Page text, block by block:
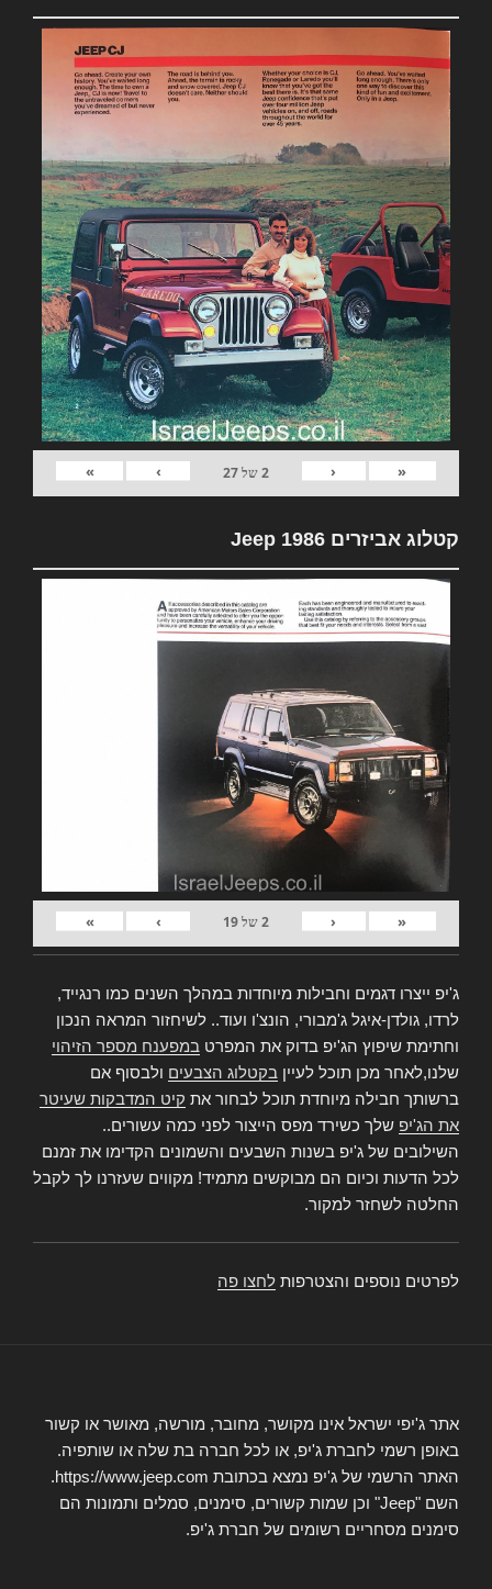
«
‹
2של27
›
»
קטלוג אביזרים Jeep 1986
«
‹
2של19
›
»
ג'יפ ייצרו דגמים וחבילות מיוחדות במהלך השנים כמו רנגייד,
לרדו, גולדן-איגל ג'מבורי, הונצ'ו ועוד.. לשיחזור המראה הנכון
וחתימת שיפוץ הג'יפ בדוק את המפרט במפענח מספר הזיהוי
שלנו,לאחר מכן תוכל לעיין בקטלוג הצבעים ולבסוף אם
ברשותך חבילה מיוחדת תוכל לבחור את קיט המדבקות שעיטר
את הג'יפ שלך כשירד מפס הייצור לפני כמה עשורים..
השילובים של ג'יפ בשנות השבעים והשמונים הקדימו את זמנם
לכל הדעות וכיום הם מבוקשים מתמיד! מקווים שעזרנו לך לקבל
החלטה לשחזר למקור.
לפרטים נוספים והצטרפות לחצו פה
אתר ג'יפי ישראל אינו מקושר, מחובר, מורשה, מאושר או קשור
באופן רשמי לחברת ג'יפ, או לכל חברה בת שלה או שותפיה.
האתר הרשמי של ג'יפ נמצא בכתובת https://www.jeep.com.
השם "Jeep" וכן שמות קשורים, סימנים, סמלים ותמונות הם
סימנים מסחריים רשומים של חברת ג'יפ.